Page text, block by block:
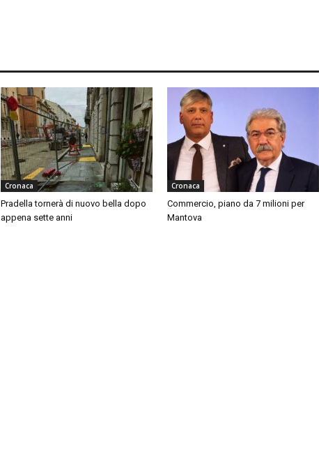
Cronaca
Pradella tornerà di nuovo bella dopo
appena sette anni
Cronaca
Commercio, piano da 7 milioni per
Mantova